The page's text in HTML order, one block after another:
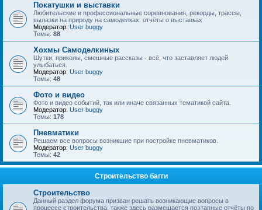
Покатушки и выставки
Любительские и профессиональные соревнования, рекорды, трассы,
вылазки на природу на самоделках. отчёты о выставках
Модератор: User buggy
Темы: 88
Хохмы Самоделкиных
Шутки, приколы, смешные рассказы - всё, что заставляет людей
улыбаться.
Модератор: User buggy
Темы: 48
Фото и видео
Фото и видео событий, так или иначе связанных тематикой сайта.
Модератор: User buggy
Темы: 178
Пневматики
Решаем все вопросы возникшие при постройке пневматиков.
Модератор: User buggy
Темы: 42
Строительство багги
Строительство
Данный раздел форума призван решать возникающие вопросы в
процессе строительства, также здесь размещается поэтапные отчёты по